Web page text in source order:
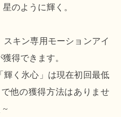
のように輝く。
キン専用モーションアイ
得できます。
輝く氷心」は現在初回最低
他の獲得方法はありませ
~